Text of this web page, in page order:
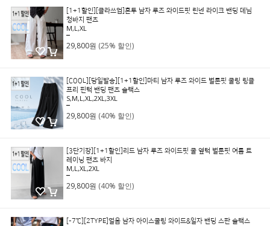
[1+1할인][클라쓰업]혼투 남자 루즈 와이드핏 린넨 라이크 밴딩 데님
청바지 팬츠
M,L,XL
29,800원 (25% 할인)
[COOL][당일발송][1+1할인]마티 남자 루즈 와이드 벌룬핏 쿨링 링클
프리 핀턱 밴딩 팬츠 슬랙스
S,M,L,XL,2XL,3XL
29,800원 (40% 할인)
[3단기장][1+1할인]리드 남자 루즈 와이드핏 쿨 옆턱 벌룬핏 여름 트
레이닝 팬츠 바지
M,L,XL,2XL
29,800원 (40% 할인)
[-7℃][2TYPE]얼음 남자 아이스쿨링 와이드&일자 밴딩 스판 슬랙스